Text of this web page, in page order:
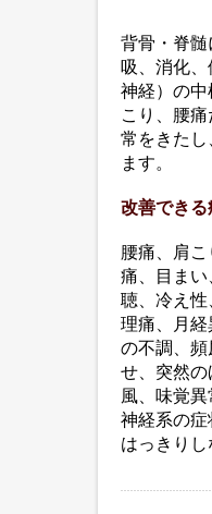
背骨・脊
吸、消化
神経）の
こり、腰
常をきたし
ます。
改善できる
腰痛、肩
痛、目ま
聴、冷え
理痛、月
の不調、
せ、突然
風、味覚
神経系の
はっきり